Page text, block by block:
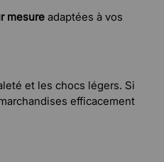
mesure adaptées à vos
et les chocs légers. Si
efficacement